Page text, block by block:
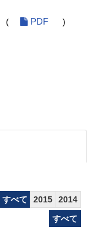
( PDF )
すべて 2015
2014
すべて